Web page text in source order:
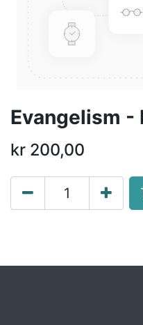
Evangelism -
kr 200,00